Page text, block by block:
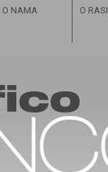
O NAMA O RASI